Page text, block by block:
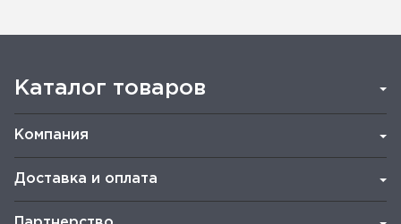
Каталог товаров
Компания
Доставка и оплата